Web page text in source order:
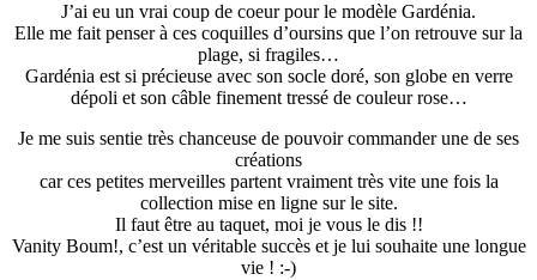
J’ai eu un vrai coup de coeur pour le modèle Gardénia.
Elle me fait penser à ces coquilles d’oursins que l’on retrouve sur la
plage, si fragiles…
Gardénia est si précieuse avec son socle doré, son globe en verre
dépoli et son câble finement tressé de couleur rose…
Je me suis sentie très chanceuse de pouvoir commander une de ses
créations
car ces petites merveilles partent vraiment très vite une fois la
collection mise en ligne sur le site.
Il faut être au taquet, moi je vous le dis !!
Vanity Boum!, c’est un véritable succès et je lui souhaite une longue
vie ! :-)